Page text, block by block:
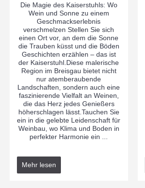
Die Magie des Kaiserstuhls: Wo
Wein und Sonne zu einem
Geschmackserlebnis
verschmelzen Stellen Sie sich
einen Ort vor, an dem die Sonne
die Trauben küsst und die Böden
Geschichten erzählen – das ist
der Kaiserstuhl.Diese malerische
Region im Breisgau bietet nicht
nur atemberaubende
Landschaften, sondern auch eine
faszinierende Vielfalt an Weinen,
die das Herz jedes Genießers
höherschlagen lässt.Tauchen Sie
ein in die gelebte Leidenschaft für
Weinbau, wo Klima und Boden in
perfekter Harmonie ein ...
Mehr lesen